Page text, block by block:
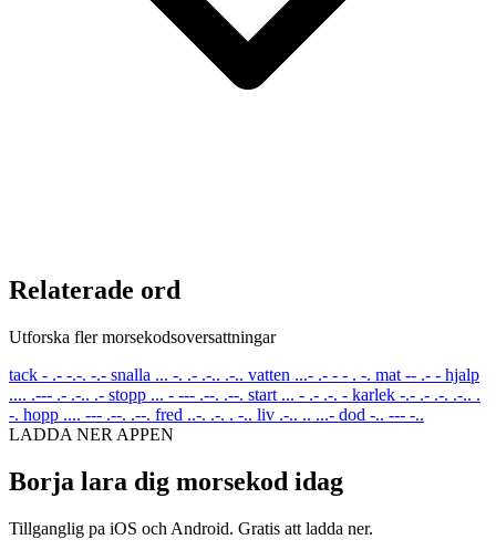
Relaterade ord
Utforska fler morsekodsoversattningar
tack - .- -.-. -.- snalla ... -. .- .-.. .-.. vatten ...- .- - - . -. mat -- .- - hjalp
.... .--- .- .-.. .- stopp ... - --- .--. .--. start ... - .- .-. - karlek -.- .- .-. .-.. .
-. hopp .... --- .--. .--. fred ..-. .-. . -.. liv .-.. .. ...- dod -.. --- -..
LADDA NER APPEN
Borja lara dig morsekod idag
Tillganglig pa iOS och Android. Gratis att ladda ner.